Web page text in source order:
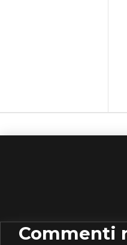
Commenti